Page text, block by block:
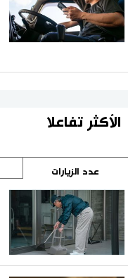
الأكثر تفاعلا
عدد الزيارات